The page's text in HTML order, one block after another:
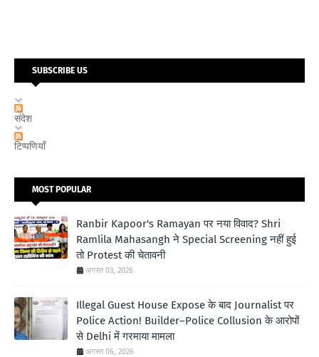
SUBSCRIBE US
संदेश
टिप्पणियाँ
MOST POPULAR
Ranbir Kapoor's Ramayan पर नया विवाद? Shri
Ramlila Mahasangh ने Special Screening नहीं हुई
तो Protest की चेतावनी
अगस्त 03, 2026
Illegal Guest House Expose के बाद Journalist पर
Police Action! Builder–Police Collusion के आरोपों
से Delhi में गरमाया मामला
अगस्त 06, 2026